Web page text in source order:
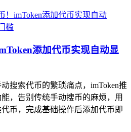
添加代币实现自动显
搜索代币的繁琐痛点，imToken推
，告别传统手动搜币的麻烦，用
币，完成基础操作后添加代币即